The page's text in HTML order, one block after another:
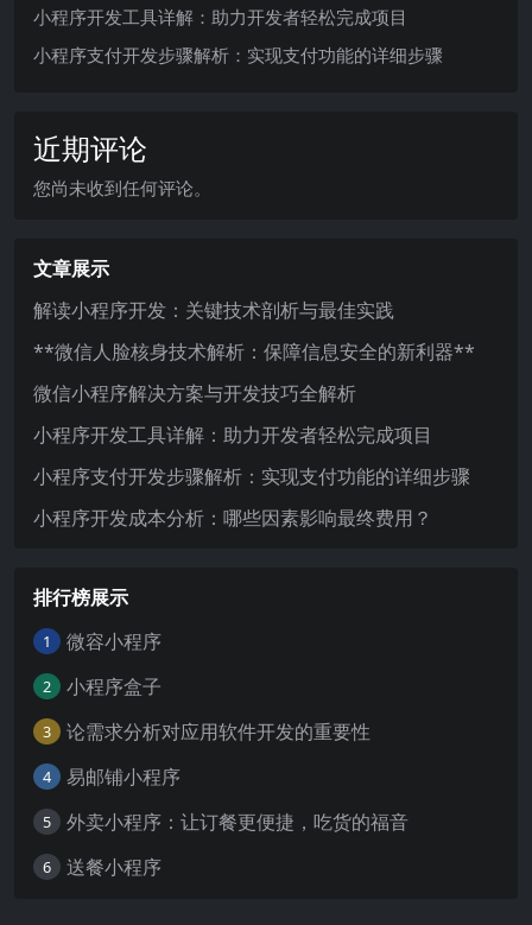
小程序开发工具详解：助力开发者轻松完成项目
小程序支付开发步骤解析：实现支付功能的详细步骤
近期评论
您尚未收到任何评论。
文章展示
解读小程序开发：关键技术剖析与最佳实践
**微信人脸核身技术解析：保障信息安全的新利器**
微信小程序解决方案与开发技巧全解析
小程序开发工具详解：助力开发者轻松完成项目
小程序支付开发步骤解析：实现支付功能的详细步骤
小程序开发成本分析：哪些因素影响最终费用？
排行榜展示
1 微容小程序
2 小程序盒子
3 论需求分析对应用软件开发的重要性
4 易邮铺小程序
5 外卖小程序：让订餐更便捷，吃货的福音
6 送餐小程序